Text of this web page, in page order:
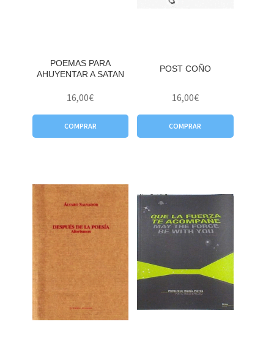
POEMAS PARA
AHUYENTAR A SATAN
16,00€
COMPRAR
POST COÑO
16,00€
COMPRAR